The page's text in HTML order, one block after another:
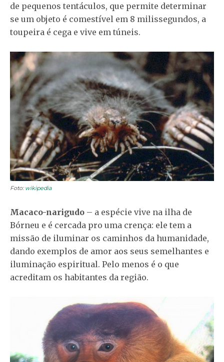
de pequenos tentáculos, que permite determinar
se um objeto é comestível em 8 milissegundos, a
toupeira é cega e vive em túneis.
Foto: wikipedia
Macaco-narigudo – a espécie vive na ilha de
Bórneu e é cercada pro uma crença: ele tem a
missão de iluminar os caminhos da humanidade,
dando exemplos de amor aos seus semelhantes e
iluminação espiritual. Pelo menos é o que
acreditam os habitantes da região.